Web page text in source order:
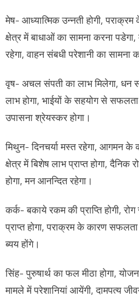
मेष- आध्यात्मिक उन्नती होगी,
क्षेत्र में बाधाओं का सामना करना
रहेगा, वाहन संबधी परेशानी का सामना
वृष- अचल संपती का लाभ मिलेगा,
लाभ होगा, भाईयों के सहयोग से
उपासना श्रेयस्कर होगा।
मिथुन- दिनचर्या मस्त रहेगा, आगमन के
क्षेत्र में बिशेष लाभ प्राप्त होगा, दैनिक
होगा, मन आनन्दित रहेगा।
कर्क- बकाये रकम की प्राप्ति होगी,
प्राप्त होगा, पराक्रम के कारण
ब्यय होंगे।
सिंह- पुरुषार्थ का फल मीठा होगा,
मामले में परेशानियां आयेंगी, दामपत्य